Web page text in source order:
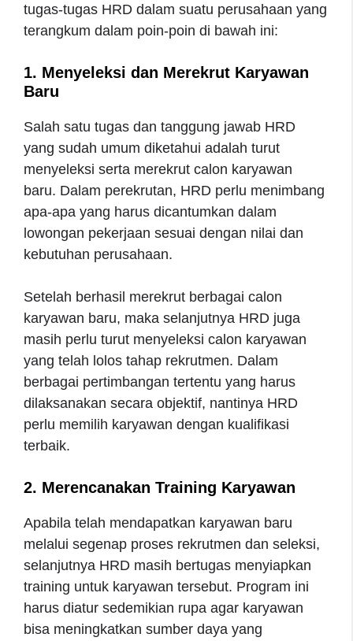
tugas-tugas HRD dalam suatu perusahaan yang
terangkum dalam poin-poin di bawah ini:
1. Menyeleksi dan Merekrut Karyawan
Baru
Salah satu tugas dan tanggung jawab HRD
yang sudah umum diketahui adalah turut
menyeleksi serta merekrut calon karyawan
baru. Dalam perekrutan, HRD perlu menimbang
apa-apa yang harus dicantumkan dalam
lowongan pekerjaan sesuai dengan nilai dan
kebutuhan perusahaan.
Setelah berhasil merekrut berbagai calon
karyawan baru, maka selanjutnya HRD juga
masih perlu turut menyeleksi calon karyawan
yang telah lolos tahap rekrutmen. Dalam
berbagai pertimbangan tertentu yang harus
dilaksanakan secara objektif, nantinya HRD
perlu memilih karyawan dengan kualifikasi
terbaik.
2. Merencanakan Training Karyawan
Apabila telah mendapatkan karyawan baru
melalui segenap proses rekrutmen dan seleksi,
selanjutnya HRD masih bertugas menyiapkan
training untuk karyawan tersebut. Program ini
harus diatur sedemikian rupa agar karyawan
bisa meningkatkan sumber daya yang